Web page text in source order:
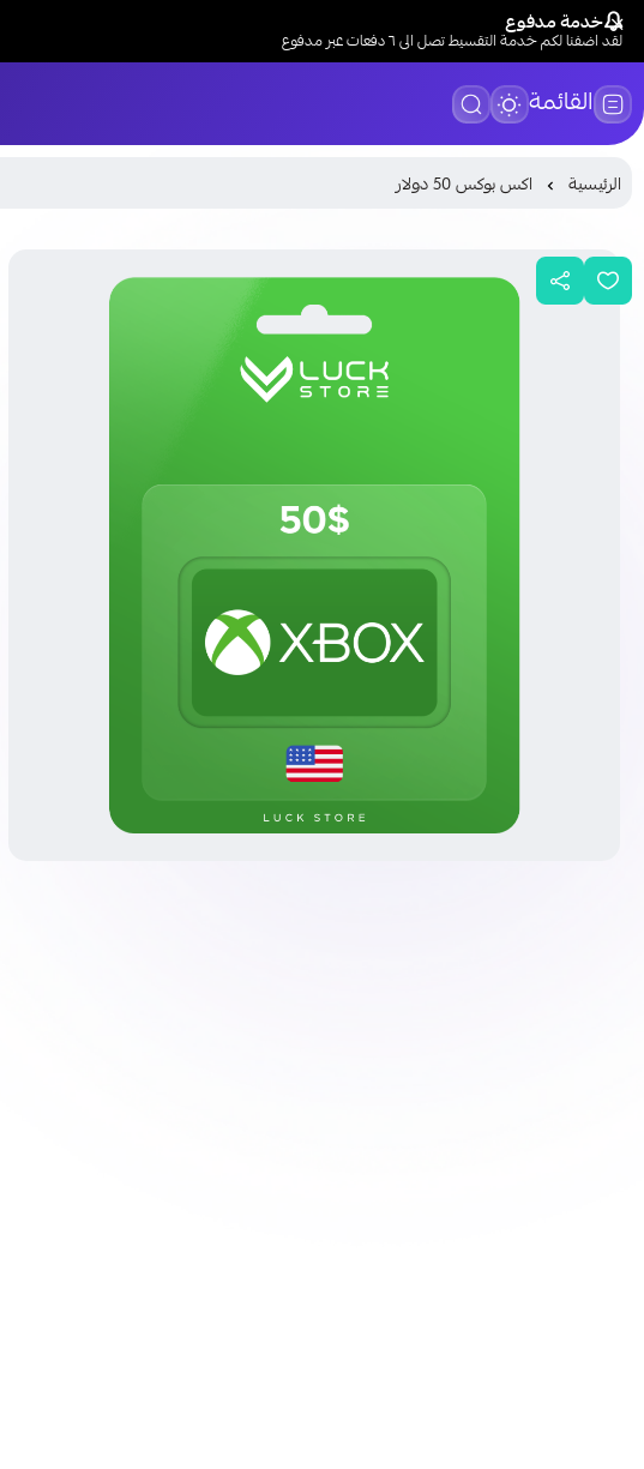
خدمة مدفوع
لقد اضفنا لكم خدمة التقسيط تصل الى ٦ دفعات عبر مدفوع
القائمة
الرئيسية اكس بوكس 50 دولار